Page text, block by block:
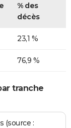
% des
décès
23,1 %
76,9 %
tranche
(source :